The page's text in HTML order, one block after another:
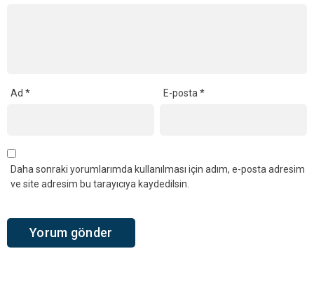
Ad * E-posta*
Daha sonraki yorumlarımda kullanılması için adım, e-posta adresim
ve site adresim bu tarayıcıya kaydedilsin.